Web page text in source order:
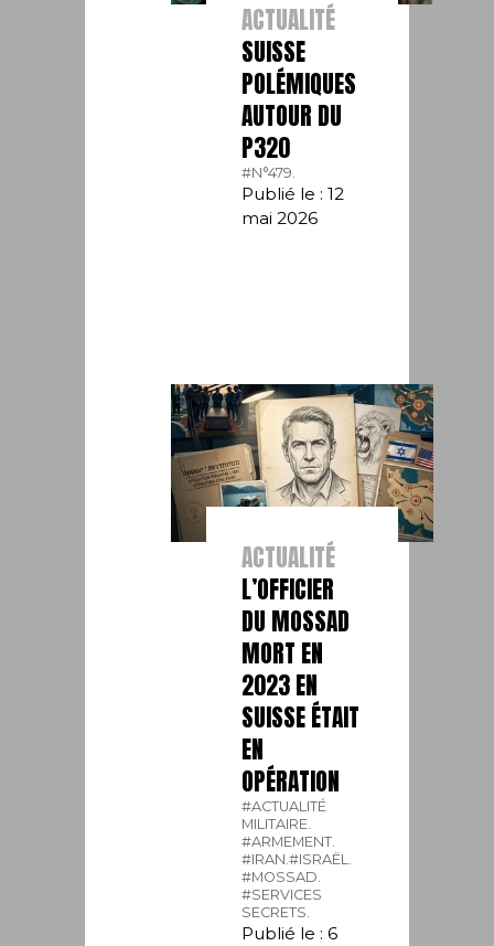
ACTUALITÉ
SUISSE
POLÉMIQUES
AUTOUR DU
P320
#N°479.
Publié le : 12
mai 2026
ACTUALITÉ
L’OFFICIER
DU MOSSAD
MORT EN
2023 EN
SUISSE ÉTAIT
EN
OPÉRATION
#ACTUALITÉ
MILITAIRE.
#ARMEMENT.
#IRAN.#ISRAËL.
#MOSSAD.
#SERVICES
SECRETS.
Publié le : 6